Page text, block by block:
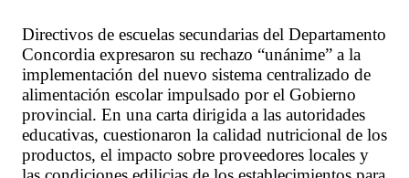
Directivos de escuelas secundarias del Departamento
Concordia expresaron su rechazo “unánime” a la
implementación del nuevo sistema centralizado de
alimentación escolar impulsado por el Gobierno
provincial. En una carta dirigida a las autoridades
educativas, cuestionaron la calidad nutricional de los
productos, el impacto sobre proveedores locales y